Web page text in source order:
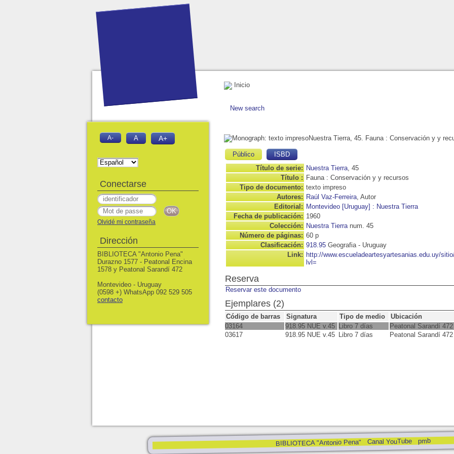
Inicio
New search
Nuestra Tierra, 45. Fauna : Conservación y y
Público
ISBD
Título de serie: Nuestra Tierra , 45
Título : Fauna : Conservación y y recursos
Tipo de documento: texto impreso
Autores: Raúl Vaz-Ferreira , Autor
Editorial: Montevideo [Uruguay] : Nuestra Tierra
Fecha de publicación: 1960
Colección: Nuestra Tierra num. 45
Número de páginas: 60 p
Clasificación: 918.95 Geografia - Uruguay
Link: http://www.escueladeartesyartesanias.edu.uy/
lvl=
Reserva
Reservar este documento
Ejemplares (2)
Código de barras Signatura Tipo de medio Ubicación
03164
918.95 NUE v.45 Libro 7 días Peatonal Sarandí 472
03617
918.95 NUE v.45 Libro 7 días Peatonal Sarandí 472
BIBLIOTECA "Antonio Pena" Canal YouTube pmb
A- A A+
Conectarse
Olvidé mi contraseña
Dirección
BIBLIOTECA "Antonio Pena"
Durazno 1577 - Peatonal Encina
1578 y Peatonal Sarandí 472
Montevideo - Uruguay
(0598 +) WhatsApp 092 529 505
contacto